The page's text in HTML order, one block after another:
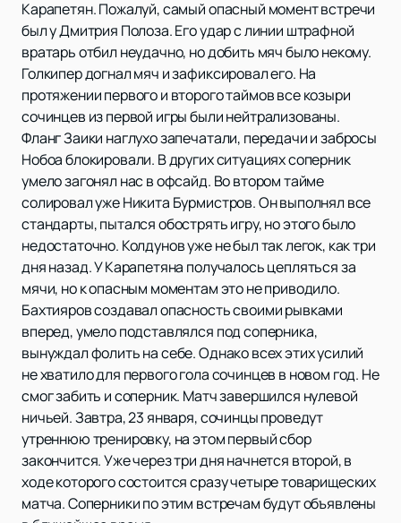
Карапетян. Пожалуй, самый опасный момент встречи
был у Дмитрия Полоза. Его удар с линии штрафной
вратарь отбил неудачно, но добить мяч было некому.
Голкипер догнал мяч и зафиксировал его. На
протяжении первого и второго таймов все козыри
сочинцев из первой игры были нейтрализованы.
Фланг Заики наглухо запечатали, передачи и забросы
Нобоа блокировали. В других ситуациях соперник
умело загонял нас в офсайд. Во втором тайме
солировал уже Никита Бурмистров. Он выполнял все
стандарты, пытался обострять игру, но этого было
недостаточно. Колдунов уже не был так легок, как три
дня назад. У Карапетяна получалось цепляться за
мячи, но к опасным моментам это не приводило.
Бахтияров создавал опасность своими рывками
вперед, умело подставлялся под соперника,
вынуждал фолить на себе. Однако всех этих усилий
не хватило для первого гола сочинцев в новом год. Не
смог забить и соперник. Матч завершился нулевой
ничьей. Завтра, 23 января, сочинцы проведут
утреннюю тренировку, на этом первый сбор
закончится. Уже через три дня начнется второй, в
ходе которого состоится сразу четыре товарищеских
матча. Соперники по этим встречам будут объявлены